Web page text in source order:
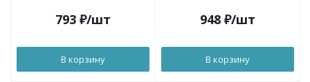
793 ₽/шт
В корзину
948 ₽/шт
В корзину